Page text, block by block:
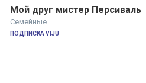
Мой друг мистер Персиваль
Семейные
ПОДПИСКА VIJU